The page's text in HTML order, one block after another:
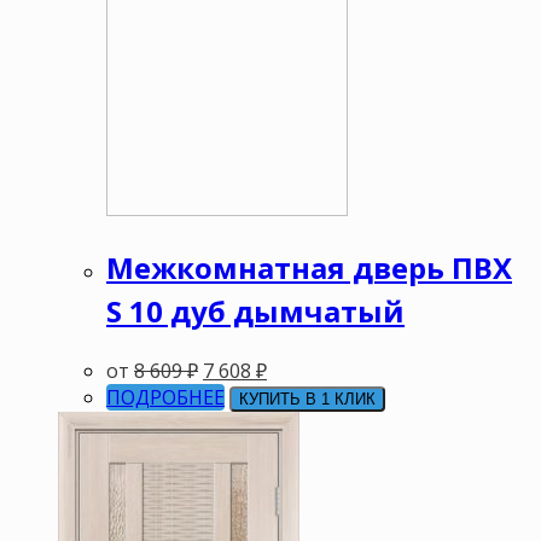
Межкомнатная дверь ПВХ
S 10 дуб дымчатый
от 8 609₽ 7 608 ₽
ПОДРОБНЕЕ
КУПИТЬ В 1 КЛИК